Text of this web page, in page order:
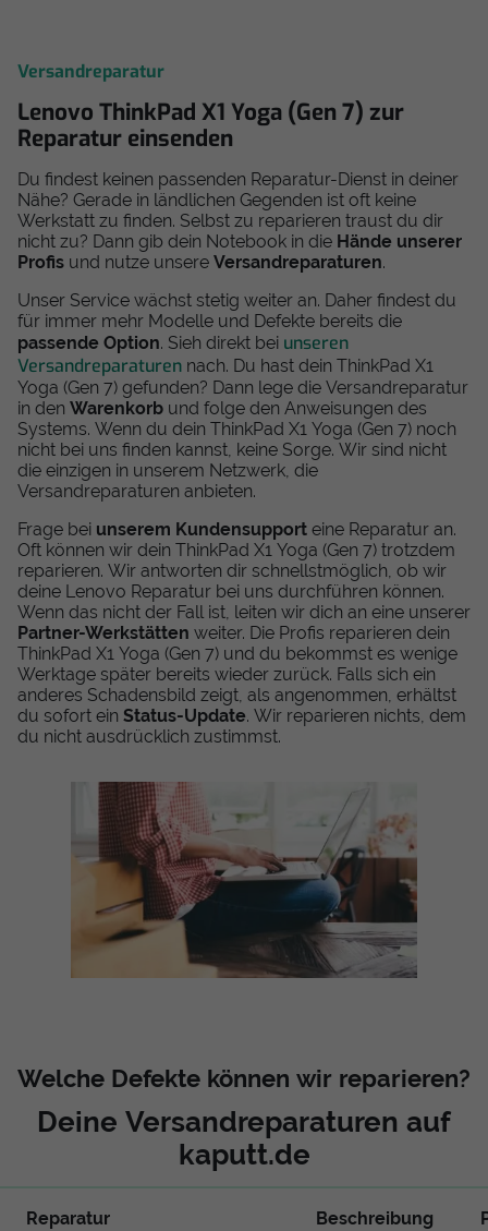
Versandreparatur
Lenovo ThinkPad X1 Yoga (Gen 7) zur
Reparatur einsenden
Du findest keinen passenden Reparatur-Dienst in deiner
Nähe? Gerade in ländlichen Gegenden ist oft keine
Werkstatt zu finden. Selbst zu reparieren traust du dir
nicht zu? Dann gib dein Notebook in die Hände unserer
Profis und nutze unsere Versandreparaturen.
Unser Service wächst stetig weiter an. Daher findest du
für immer mehr Modelle und Defekte bereits die
passende Option. Sieh direkt bei unseren
Versandreparaturen nach. Du hast dein ThinkPad X1
Yoga (Gen 7) gefunden? Dann lege die Versandreparatur
in den Warenkorb und folge den Anweisungen des
Systems. Wenn du dein ThinkPad X1 Yoga (Gen 7) noch
nicht bei uns finden kannst, keine Sorge. Wir sind nicht
die einzigen in unserem Netzwerk, die
Versandreparaturen anbieten.
Frage bei unserem Kundensupport eine Reparatur an.
Oft können wir dein ThinkPad X1 Yoga (Gen 7) trotzdem
reparieren. Wir antworten dir schnellstmöglich, ob wir
deine Lenovo Reparatur bei uns durchführen können.
Wenn das nicht der Fall ist, leiten wir dich an eine unserer
Partner-Werkstätten weiter. Die Profis reparieren dein
ThinkPad X1 Yoga (Gen 7) und du bekommst es wenige
Werktage später bereits wieder zurück. Falls sich ein
anderes Schadensbild zeigt, als angenommen, erhältst
du sofort ein Status-Update. Wir reparieren nichts, dem
du nicht ausdrücklich zustimmst.
Welche Defekte können wir reparieren?
Deine Versandreparaturen auf
kaputt.de
Reparatur Beschreibung